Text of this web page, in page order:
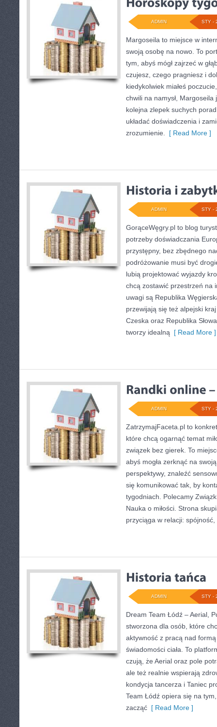
STY -
ADMIN
Margoseila to miejsce w
swoją osobę na nowo. To
tym, abyś mógł zajrzeć w
czujesz, czego pragniesz i
kiedykolwiek miałeś
chwili na namysł,
kolejna zlepek suchych
układać doświadczenia i
zrozumienie.
[ Read More ]
STY -
ADMIN
GorąceWęgry.pl to blog
potrzeby doświadczania
przystępny, bez zbędnego
podróżowanie musi być
lubią projektować wyjazdy
chcą zostawić przestrzeń na
uwagi są Republika
przewijają się też alpejski
Czeska oraz Republika
tworzy idealną [ Read More ]
STY -
ADMIN
ZatrzymajFaceta.pl to
które chcą ogarnąć temat
związek bez gierek. To
abyś mogła zerknąć na
perspektywy, znaleźć
się komunikować tak, by
tygodniach. Polecamy
Nauka o miłości. Strona
przyciąga w relacji:
STY -
ADMIN
Dream Team Łódź – Aerial,
stworzona dla osób, które
aktywność z pracą nad
świadomości ciała. To
czują, że Aerial oraz pole
ale też realnie wspierają
kondycja tancerza i Taniec
Team Łódź opiera się na
zacząć [ Read More ]